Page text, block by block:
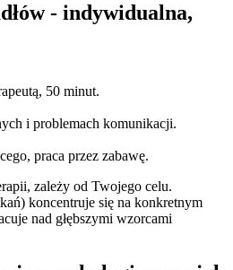
- indywidualna,
50 minut.
i problemach komunikacji.
praca przez zabawę.
zależy od Twojego celu.
koncentruje się na konkretnym
nad głębszymi wzorcami